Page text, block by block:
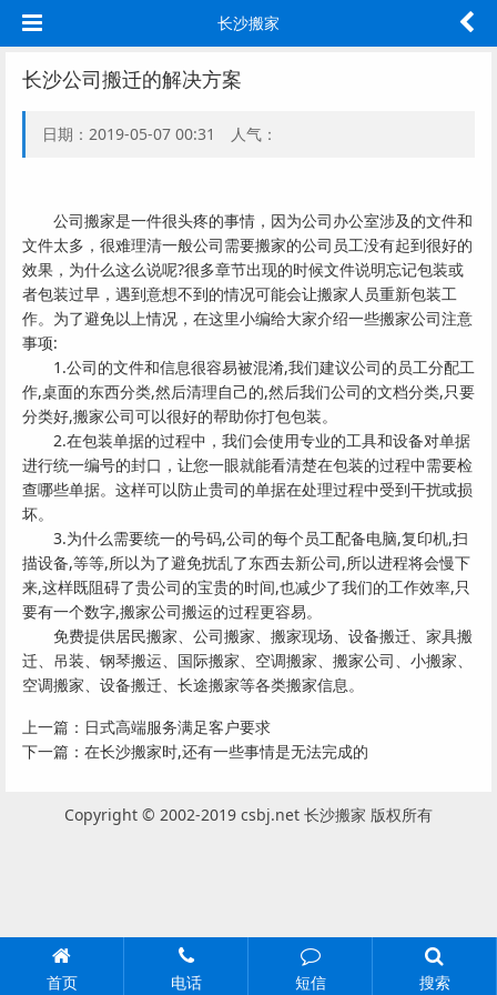
长沙搬家
长沙公司搬迁的解决方案
日期：2019-05-07 00:31 人气：
公司搬家是一件很头疼的事情，因为公司办公室涉及的文件和
文件太多，很难理清一般公司需要搬家的公司员工没有起到很好的
效果，为什么这么说呢?很多章节出现的时候文件说明忘记包装或
者包装过早，遇到意想不到的情况可能会让搬家人员重新包装工
作。为了避免以上情况，在这里小编给大家介绍一些搬家公司注意
事项:
1.公司的文件和信息很容易被混淆,我们建议公司的员工分配工
作,桌面的东西分类,然后清理自己的,然后我们公司的文档分类,只要
分类好,搬家公司可以很好的帮助你打包包装。
2.在包装单据的过程中，我们会使用专业的工具和设备对单据
进行统一编号的封口，让您一眼就能看清楚在包装的过程中需要检
查哪些单据。这样可以防止贵司的单据在处理过程中受到干扰或损
坏。
3.为什么需要统一的号码,公司的每个员工配备电脑,复印机,扫
描设备,等等,所以为了避免扰乱了东西去新公司,所以进程将会慢下
来,这样既阻碍了贵公司的宝贵的时间,也减少了我们的工作效率,只
要有一个数字,搬家公司搬运的过程更容易。
免费提供居民搬家、公司搬家、搬家现场、设备搬迁、家具搬
迁、吊装、钢琴搬运、国际搬家、空调搬家、搬家公司、小搬家、
空调搬家、设备搬迁、长途搬家等各类搬家信息。
上一篇： 日式高端服务满足客户要求
下一篇： 在长沙搬家时,还有一些事情是无法完成的
Copyright © 2002-2019 csbj.net 长沙搬家 版权所有
首页 电话 短信 搜索